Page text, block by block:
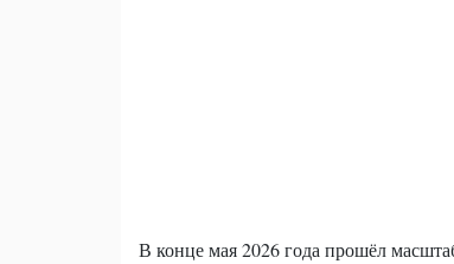
В конце мая 2026 года прошёл